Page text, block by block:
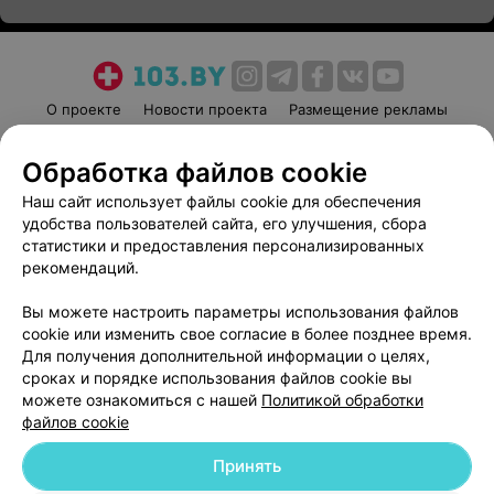
О проекте Новости проекта
Размещение рекламы
Пользовательское соглашение
Способы оплаты
Вакансии
Партнеры
Написать руководителю 103.by
Обработка персональных данных
© 2026 ООО «Артокс Лаб», УНП 191700409 | 220012, Республика Беларусь,
Обработка файлов cookie
Наш сайт использует файлы cookie для обеспечения
удобства пользователей сайта, его улучшения, сбора
статистики и предоставления персонализированных
рекомендаций.
Вы можете настроить параметры использования файлов
cookie или изменить свое согласие в более позднее время.
Для получения дополнительной информации о целях,
сроках и порядке использования файлов cookie вы
можете ознакомиться с нашей Политикой обработки
файлов cookie
Принять